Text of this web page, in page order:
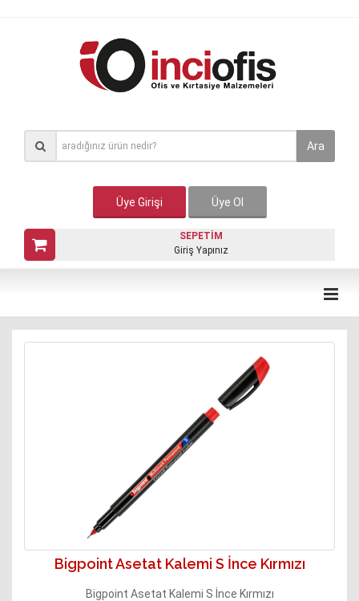
Ara
Üye Girişi Üye Ol
SEPETİM
Giriş Yapınız
Bigpoint Asetat Kalemi S İnce Kırmızı
Bigpoint Asetat Kalemi S İnce Kırmızı